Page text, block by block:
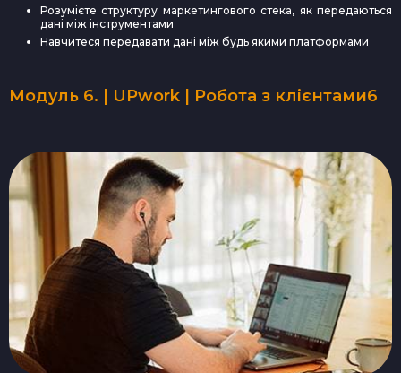
Розумієте структуру маркетингового стека, як передаються
дані між інструментами
Навчитеся передавати дані між будь якими платформами
Модуль 6. | UPwork | Робота з клієнтами6